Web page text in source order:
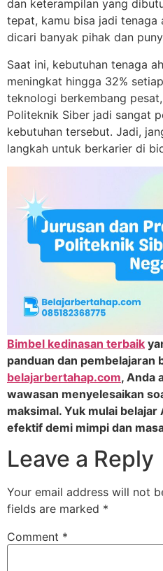
dan keterampilan yang
tepat, kamu bisa jadi tenaga
dicari banyak pihak dan
Saat ini, kebutuhan tenaga
meningkat hingga 32%
teknologi berkembang
Politeknik Siber jadi sangat
kebutuhan tersebut. Jadi,
langkah untuk berkarier di
Bimbel kedinasan terbaik
panduan dan pembelajaran
belajarbertahap.com, Anda
wawasan menyelesaikan
maksimal. Yuk mulai
efektif demi mimpi dan
Leave a Reply
Your email address will not
fields are marked *
Comment *